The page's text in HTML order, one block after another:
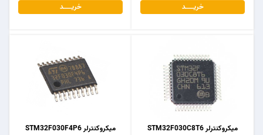
خریـــــــد
خریـــــــد
میکروکنترلر STM32F030F4P6 میکروکنترلر STM32F030C8T6